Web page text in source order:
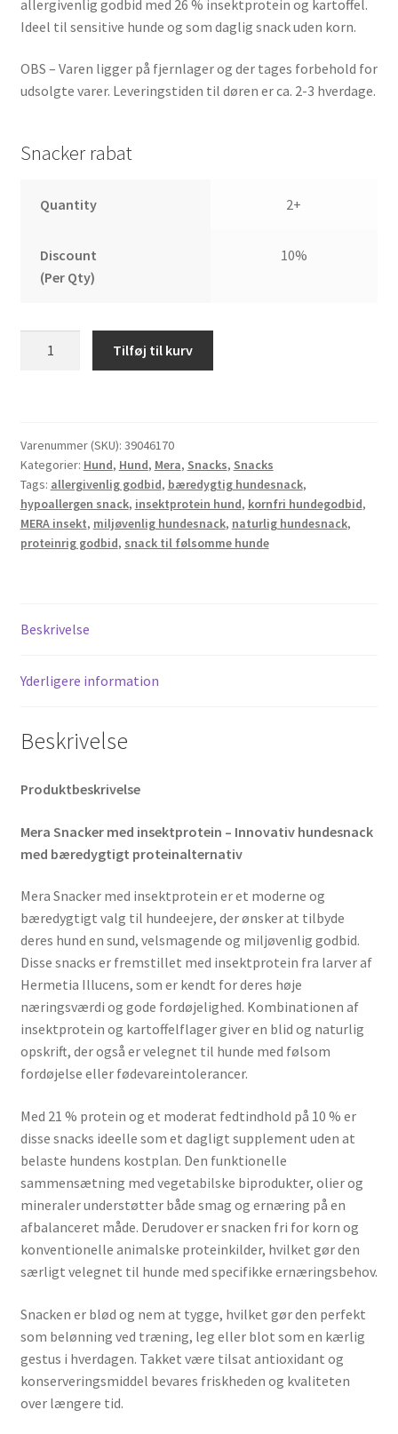
allergivenlig godbid med 26 % insektprotein og kartoffel.
Ideel til sensitive hunde og som daglig snack uden korn.
OBS – Varen ligger på fjernlager og der tages forbehold for
udsolgte varer. Leveringstiden til døren er ca. 2-3 hverdage.
Snacker rabat
Quantity 2+
Discount
(Per Qty)
10%
Tilføj til kurv
Varenummer (SKU): 39046170
Kategorier: Hund, Hund, Mera, Snacks, Snacks
Tags: allergivenlig godbid, bæredygtig hundesnack,
hypoallergen snack, insektprotein hund, kornfri hundegodbid,
MERA insekt, miljøvenlig hundesnack, naturlig hundesnack,
proteinrig godbid, snack til følsomme hunde
Beskrivelse
Yderligere information
Beskrivelse
Produktbeskrivelse
Mera Snacker med insektprotein – Innovativ hundesnack
med bæredygtigt proteinalternativ
Mera Snacker med insektprotein er et moderne og
bæredygtigt valg til hundeejere, der ønsker at tilbyde
deres hund en sund, velsmagende og miljøvenlig godbid.
Disse snacks er fremstillet med insektprotein fra larver af
Hermetia Illucens, som er kendt for deres høje
næringsværdi og gode fordøjelighed. Kombinationen af
insektprotein og kartoffelflager giver en blid og naturlig
opskrift, der også er velegnet til hunde med følsom
fordøjelse eller fødevareintolerancer.
Med 21 % protein og et moderat fedtindhold på 10 % er
disse snacks ideelle som et dagligt supplement uden at
belaste hundens kostplan. Den funktionelle
sammensætning med vegetabilske biprodukter, olier og
mineraler understøtter både smag og ernæring på en
afbalanceret måde. Derudover er snacken fri for korn og
konventionelle animalske proteinkilder, hvilket gør den
særligt velegnet til hunde med specifikke ernæringsbehov.
Snacken er blød og nem at tygge, hvilket gør den perfekt
som belønning ved træning, leg eller blot som en kærlig
gestus i hverdagen. Takket være tilsat antioxidant og
konserveringsmiddel bevares friskheden og kvaliteten
over længere tid.